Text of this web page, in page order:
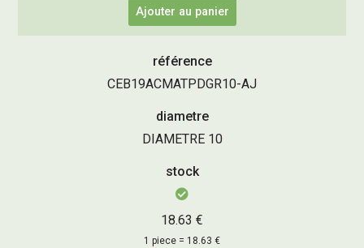
Ajouter au panier
référence
CEB19ACMATPDGR10-AJ
diametre
DIAMETRE 10
stock
18.63 €
1 piece = 18.63 €